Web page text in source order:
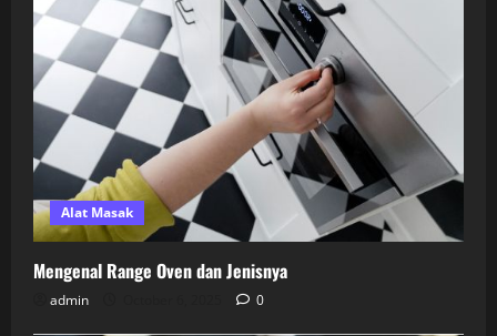
Alat Masak
Mengenal Range Oven dan Jenisnya
admin 0